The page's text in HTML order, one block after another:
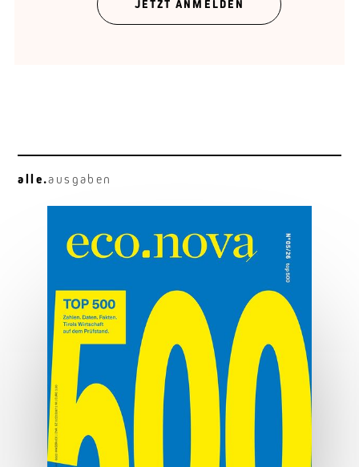
Die Macht der Marke
MEHR ERFAHREN
JETZT ANMELDEN
alle.ausgaben